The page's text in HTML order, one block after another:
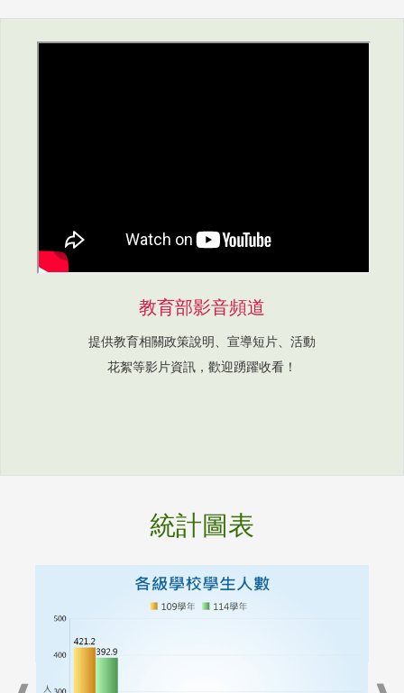
教育部影音頻道
提供教育相關政策說明、宣導短片、活動
花絮等影片資訊，歡迎踴躍收看！
統計圖表